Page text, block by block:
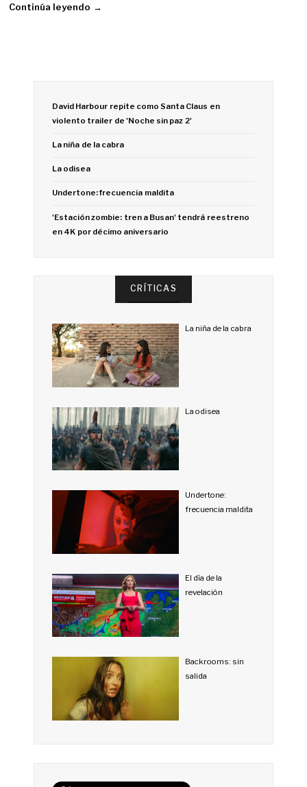
Continúa leyendo →
David Harbour repite como Santa Claus en
violento trailer de 'Noche sin paz 2'
La niña de la cabra
La odisea
Undertone: frecuencia maldita
'Estación zombie: tren a Busan' tendrá reestreno
en 4K por décimo aniversario
CRÍTICAS
La niña de la cabra
La odisea
Undertone:
frecuencia maldita
El día de la
revelación
Backrooms: sin
salida